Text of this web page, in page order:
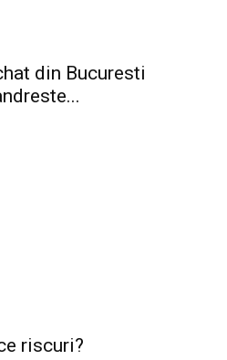
din Bucuresti
riscuri?